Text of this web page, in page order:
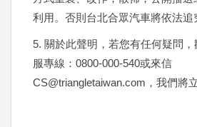
利用。否則台北合眾汽車將依法追
5. 關於此聲明，若您有任何疑問
服專線：0800-000-540或來信
CS@triangletaiwan.com ，我們將